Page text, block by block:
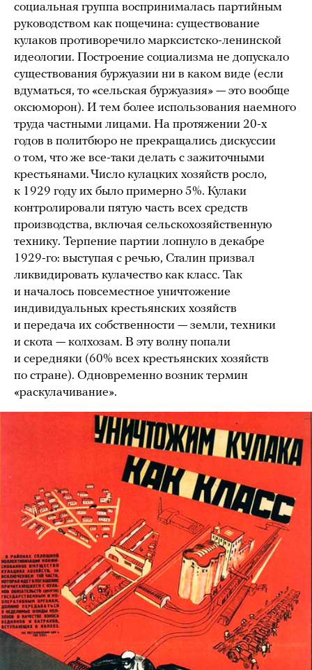
социальная группа воспринималась партийным
руководством как пощечина: существование
кулаков противоречило марксистско-ленинской
идеологии. Построение социализма не допускало
существования буржуазии ни в каком виде (если
вдуматься, то «сельская буржуазия» — это вообще
оксюморон). И тем более использования наемного
труда частными лицами. На протяжении 20-х
годов в политбюро не прекращались дискуссии
о том, что же все-таки делать с зажиточными
крестьянами. Число кулацких хозяйств росло,
к 1929 году их было примерно 5%. Кулаки
контролировали пятую часть всех средств
производства, включая сельскохозяйственную
технику. Терпение партии лопнуло в декабре
1929-го: выступая с речью, Сталин призвал
ликвидировать кулачество как класс. Так
и началось повсеместное уничтожение
индивидуальных крестьянских хозяйств
и передача их собственности — земли, техники
и скота — колхозам. В эту волну попали
и середняки (60% всех крестьянских хозяйств
по стране). Одновременно возник термин
«раскулачивание».